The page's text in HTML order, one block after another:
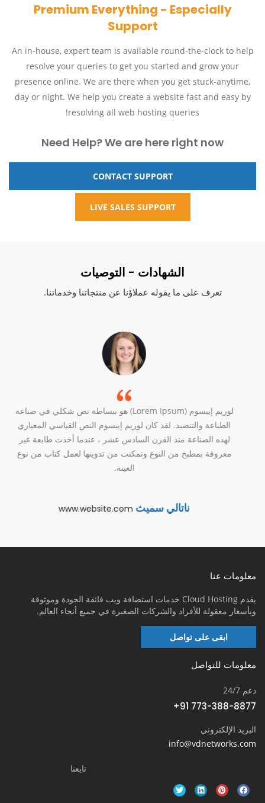
Premium Everything - Especially
Support
An in-house, expert team is available round-the-clock to help
resolve your queries to get you started and grow your
presence online. We are there when you get stuck-anytime,
day or night. We help you create a website fast and easy by
resolving all web hosting queries!
Need Help? We are here right now
CONTACT SUPPORT
LIVE SALES SUPPORT
الشهادات - التوصيات
تعرف على ما يقوله عملاؤنا عن منتجاتنا وخدماتنا.
ناتالي سميثwww.website.com
لوريم إيبسوم (Lorem Ipsum) هو ببساطة نص شكلي في صناعة
الطباعة والتنضيد. لقد كان لوريم إيبسوم النص القياسي المعياري
لهذه الصناعة منذ القرن السادس عشر ، عندما أخذت طابعة غير
معروفة بمطبخ من النوع وتمكنت من تدوينها لعمل كتاب من نوع
العينة.
معلومات عنا
يقدم Cloud Hosting خدمات استضافة ويب فائقة الجودة وموثوقة
وبأسعار معقولة للأفراد والشركات الصغيرة في جميع أنحاء العالم.
ابقى على تواصل
معلومات للتواصل
دعم 24/7
+91 773-388-8877
البريد الإلكتروني
info@vdnetworks.com
تابعنا